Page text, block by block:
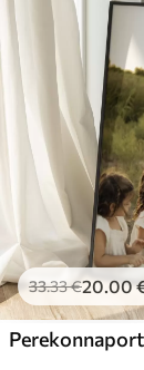
33.33€20.00